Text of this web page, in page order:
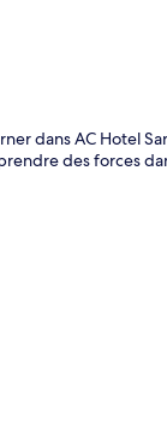
dans AC Hotel
des forces